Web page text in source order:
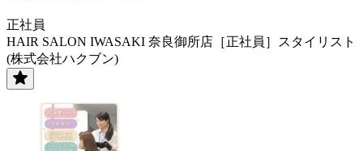
正社員
HAIR SALON IWASAKI 奈良御所店［正社員］スタイリスト
(株式会社ハクブン)